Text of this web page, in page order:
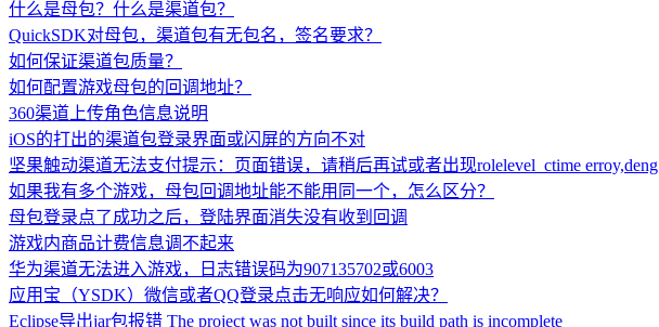
什么是母包？什么是渠道包？
QuickSDK对母包，渠道包有无包名，签名要求？
如何保证渠道包质量？
如何配置游戏母包的回调地址？
360渠道上传角色信息说明
iOS的打出的渠道包登录界面或闪屏的方向不对
坚果触动渠道无法支付提示：页面错误，请稍后再试或者出现rolelevel_ctime erroy,deng
如果我有多个游戏，母包回调地址能不能用同一个，怎么区分？
母包登录点了成功之后，登陆界面消失没有收到回调
游戏内商品计费信息调不起来
华为渠道无法进入游戏，日志错误码为907135702或6003
应用宝（YSDK）微信或者QQ登录点击无响应如何解决？
Eclipse导出jar包报错 The project was not built since its build path is incomplete